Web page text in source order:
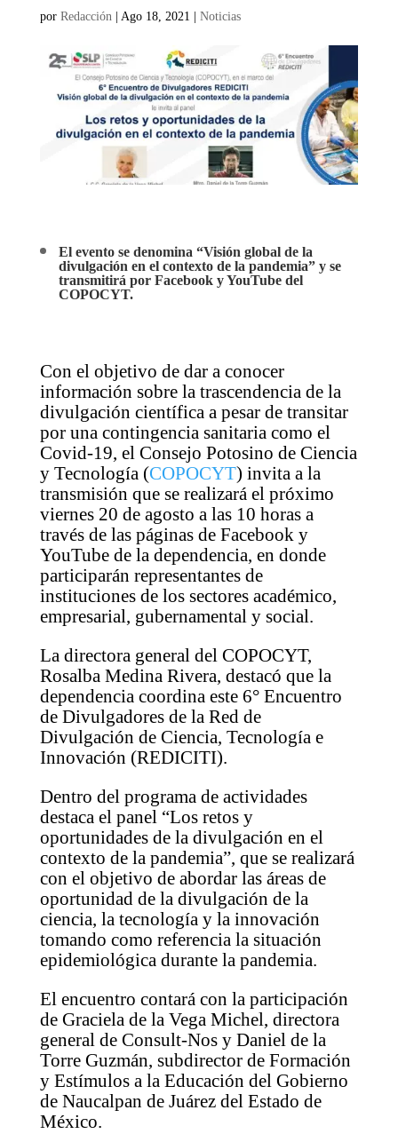
por Redacción | Ago 18, 2021 | Noticias
El evento se denomina “Visión global de la
divulgación en el contexto de la pandemia” y se
transmitirá por Facebook y YouTube del
COPOCYT.
Con el objetivo de dar a conocer
información sobre la trascendencia de la
divulgación científica a pesar de transitar
por una contingencia sanitaria como el
Covid-19, el Consejo Potosino de Ciencia
y Tecnología (COPOCYT) invita a la
transmisión que se realizará el próximo
viernes 20 de agosto a las 10 horas a
través de las páginas de Facebook y
YouTube de la dependencia, en donde
participarán representantes de
instituciones de los sectores académico,
empresarial, gubernamental y social.
La directora general del COPOCYT,
Rosalba Medina Rivera, destacó que la
dependencia coordina este 6° Encuentro
de Divulgadores de la Red de
Divulgación de Ciencia, Tecnología e
Innovación (REDICITI).
Dentro del programa de actividades
destaca el panel “Los retos y
oportunidades de la divulgación en el
contexto de la pandemia”, que se realizará
con el objetivo de abordar las áreas de
oportunidad de la divulgación de la
ciencia, la tecnología y la innovación
tomando como referencia la situación
epidemiológica durante la pandemia.
El encuentro contará con la participación
de Graciela de la Vega Michel, directora
general de Consult-Nos y Daniel de la
Torre Guzmán, subdirector de Formación
y Estímulos a la Educación del Gobierno
de Naucalpan de Juárez del Estado de
México.